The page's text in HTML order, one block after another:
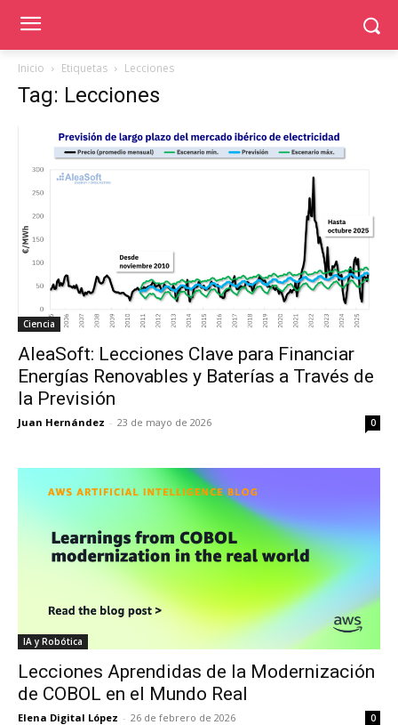
Inicio Etiquetas Lecciones
Tag: Lecciones
Ciencia
AleaSoft: Lecciones Clave para Financiar
Energías Renovables y Baterías a Través de
la Previsión
Juan Hernández - 23 de mayo de 2026 0
IA y Robótica
Lecciones Aprendidas de la Modernización
de COBOL en el Mundo Real
Elena Digital López - 26 de febrero de 2026 0